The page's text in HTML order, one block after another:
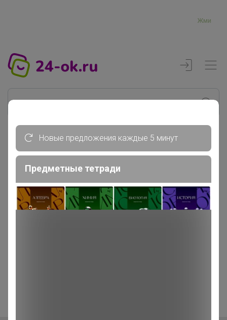
Жми
Реклама
Торговые марки
M.Micallef
Новые предложения каждые 5 минут
Предметные тетради